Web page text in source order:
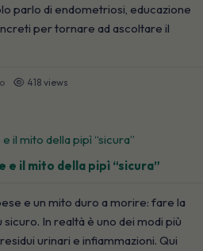
parlo di endometriosi, educazione
per tornare ad ascoltare il
418 views
e il mito della pipì “sicura”
e un mito duro a morire: fare la
sicuro. In realtà è uno dei modi più
urinari e infiammazioni. Qui